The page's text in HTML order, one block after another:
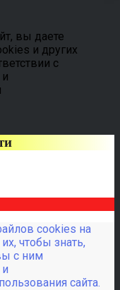
вы даете
и других
с
cookies на
чтобы знать,
с ним
сайта.